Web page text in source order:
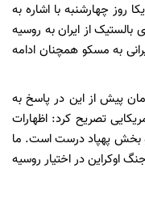
روز چهارشنبه با اشاره به
بالستیک از ایران به روسیه
به مسکو همچنان ادامه
پیش از این در پاسخ به
تصریح کرد: اظهارات
بخش پهپاد درست است. ما
اوکراین در اختیار روسیه